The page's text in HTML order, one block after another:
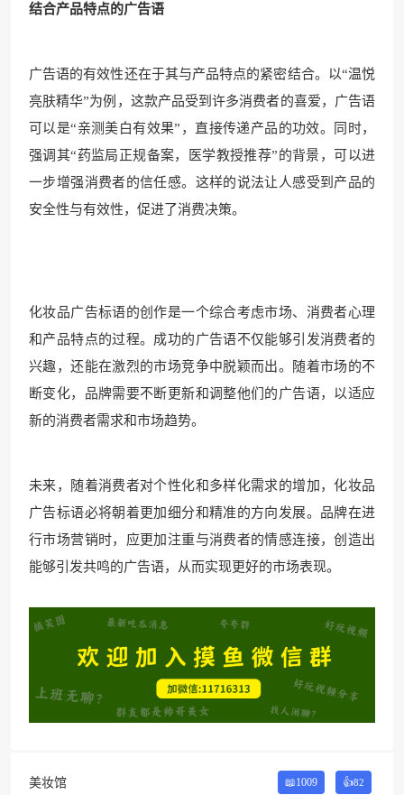
结合产品特点的广告语
广告语的有效性还在于其与产品特点的紧密结合。以“温悦
亮肤精华”为例，这款产品受到许多消费者的喜爱，广告语
可以是“亲测美白有效果”，直接传递产品的功效。同时，
强调其“药监局正规备案，医学教授推荐”的背景，可以进
一步增强消费者的信任感。这样的说法让人感受到产品的
安全性与有效性，促进了消费决策。
化妆品广告标语的创作是一个综合考虑市场、消费者心理
和产品特点的过程。成功的广告语不仅能够引发消费者的
兴趣，还能在激烈的市场竞争中脱颖而出。随着市场的不
断变化，品牌需要不断更新和调整他们的广告语，以适应
新的消费者需求和市场趋势。
未来，随着消费者对个性化和多样化需求的增加，化妆品
广告标语必将朝着更加细分和精准的方向发展。品牌在进
行市场营销时，应更加注重与消费者的情感连接，创造出
能够引发共鸣的广告语，从而实现更好的市场表现。
美妆馆 📖1009 👍82